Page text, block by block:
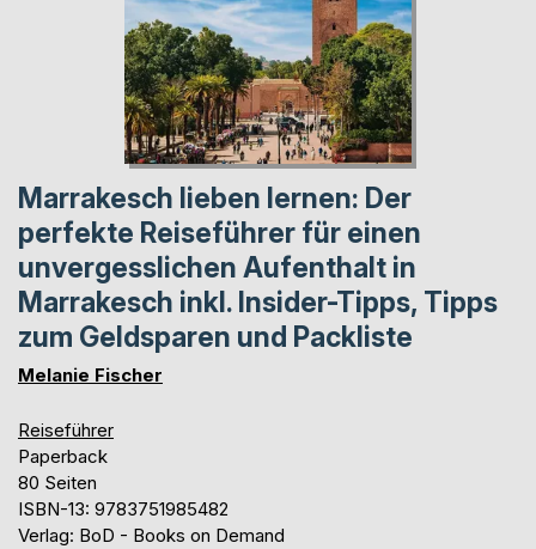
Marrakesch lieben lernen: Der
perfekte Reiseführer für einen
unvergesslichen Aufenthalt in
Marrakesch inkl. Insider-Tipps, Tipps
zum Geldsparen und Packliste
Melanie Fischer
Reiseführer
Paperback
80 Seiten
ISBN-13: 9783751985482
Verlag: BoD - Books on Demand